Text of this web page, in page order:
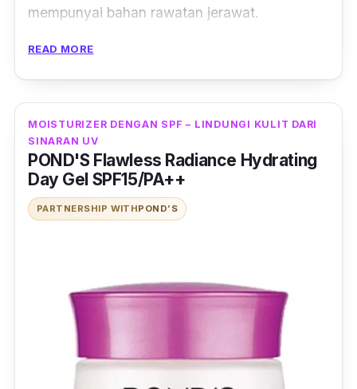
mempunyai bahan rawatan jerawat.
Seperti moisturizer daripada Aiken ini yang
mempunyai minyak Tea Tree sebagai bahan
rawatan jerawat dan juga berformula water-
based yang ringanuntuk menghalang pori
tersumbat.
READ MORE
MOISTURIZER DENGAN SPF – LINDUNGI KULIT DARI
SINARAN UV
POND'S Flawless Radiance Hydrating
Day Gel SPF15/PA++
PARTNERSHIP WITHPOND’S